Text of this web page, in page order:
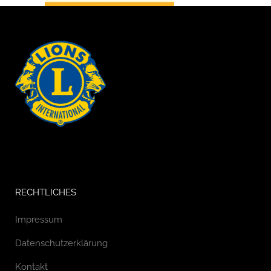
RECHTLICHES
Impressum
Datenschutzerklärung
Kontakt